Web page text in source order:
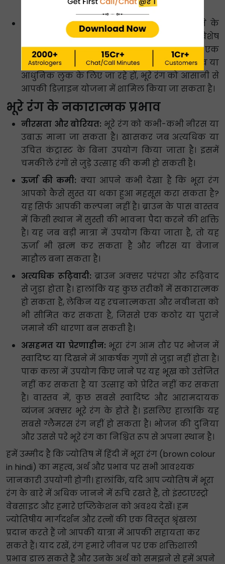
के साथ संबंध को और बढ़ा सकता है।
सादगी और न्यूनतावाद:साफ़, संयमित लुक पाने के
लिए भूरा रंग एक बेहतरीन विकल्प है। इसकी विशेष
प्रतिभा इसे विभिन्न डिज़ाइन शैलियों के लिए एक
लोकप्रिय विकल्प बनाती है। चाहे आप देहाती अनुभव या
आधुनिक लुक के लिए जा रहे हों, भूरे रंग को आसानी से
आपकी डिज़ाइन योजना में शामिल किया जा सकता है।
भूरे रंग के नकारात्मक प्रभाव
नीरसता और बोरियत: भूरे रंग को कभी-कभी नीरस या
उबाऊ माना जा सकता है। खासकर जब अत्यधिक या
उचित कंट्रास्ट के बिना उपयोग किया जाता है। इसमें
चमकीले रंगों से जुड़े उत्साह की कमी हो सकती है।
ऊर्जा की कमी: क्या आपने कभी देखा है कि भूरा रंग
आपको कैसे सुस्त या थका हुआ महसूस करा सकता है?
यह सिर्फ आपकी कल्पना नहीं है। ब्राउन के पास वास्तव
में किसी स्थान में सुस्ती की भावना पैदा करने की शक्ति
है। यह जब बड़ी मात्रा में उपयोग किया जाता है, तो यह
ऊर्जा भी ख़त्म कर सकता है और नीरस या बेजान
माहौल बना सकता है।
अत्यधिक रूढ़िवादी: ब्राउन अक्सर परंपरा और रूढ़िवाद
से जुड़ा होता है। हालांकि यह कुछ तरीकों में सकारात्मक
हो सकता है, लेकिन यह रचनात्मकता और नवीनता को
भी सीमित कर सकता है, जिससे एक कठोर या पुराने
जमाने की धारणा बन सकती है।
असहमत या प्रेरणाहीन: भूरा रंग आम तौर पर भोजन में
स्वादिष्ट या दिखने में आकर्षक गुणों से जुड़ा नहीं होता है।
पाक कला में उपयोग किए जाने पर यह भूख को उत्तेजित
नहीं कर सकता है या उत्साह को प्रेरित नहीं कर सकता
है। वास्तव में, कुछ सबसे स्वादिष्ट और आरामदायक
व्यंजन अक्सर भूरे रंग के होते हैं। इसलिए हालांकि यह
सबसे ग्लैमरस रंग नहीं हो सकता है। भोजन की दुनिया
और उससे परे भूरे रंग का निश्चित रूप से अपना स्थान है।
हमें उम्मीद है कि ज्योतिष में हिंदी में भूरा रंग (brown colour
in hindi) का महत्व, अर्थ और प्रभाव पर सभी आवश्यक
जानकारी उपयोगी होगी। हालांकि, यदि आप ज्योतिष में भूरा
रंग के बारे में अधिक जानने में रुचि रखते हैं, तो इंस्टाएस्ट्रो
वेबसाइट और हमारे एप्लिकेशन को अवश्य देखें। हम
ज्योतिषीय मार्गदर्शन और रत्नों की एक विस्तृत श्रृंखला
प्रदान करते हैं जो आपकी यात्रा में आपकी सहायता कर
सकते हैं। याद रखें, रंग हमारे जीवन पर एक शक्तिशाली
प्रभाव डाल सकते हैं और उनके अर्थ को समझने से हमें अपने